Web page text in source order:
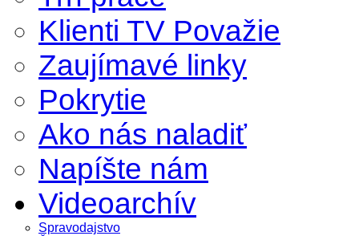
Klienti TV Považie
Zaujímavé linky
Pokrytie
Ako nás naladiť
Napíšte nám
Videoarchív
Spravodajstvo